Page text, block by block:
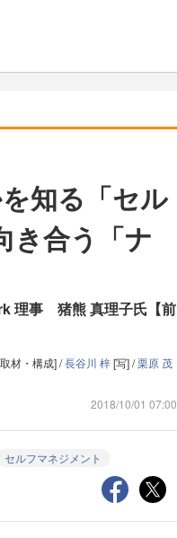
知る「セル
き合う「ナ
理事 猪熊 真理子氏【前
材・構成] /長谷川 梓[写] /栗原 茂
2018/10/01 07:00
セルフマネジメント